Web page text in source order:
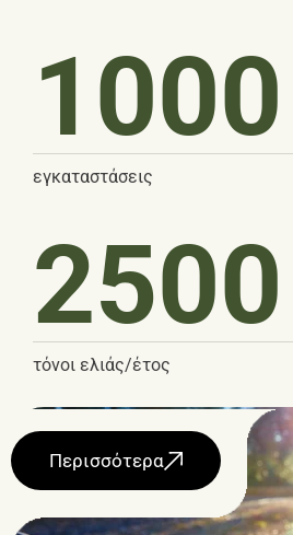
1000
εγκαταστάσεις
2500
τόνοι ελιάς/έτος
Περισσότερα